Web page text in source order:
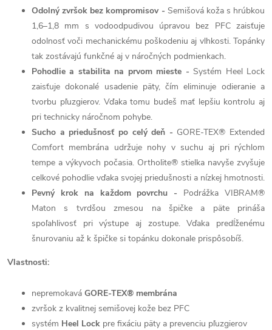
Odolný zvršok bez kompromisov - Semišová koža s hrúbkou
1,6–1,8 mm s vodoodpudivou úpravou bez PFC zaisťuje
odolnosť voči mechanickému poškodeniu aj vlhkosti. Topánky
tak zostávajú funkčné aj v náročných podmienkach.
Pohodlie a stabilita na prvom mieste - Systém Heel Lock
zaisťuje dokonalé usadenie päty, čím eliminuje odieranie a
tvorbu pľuzgierov. Vďaka tomu budeš mať lepšiu kontrolu aj
pri technicky náročnom pohybe.
Sucho a priedušnosť po celý deň - GORE-TEX® Extended
Comfort membrána udržuje nohy v suchu aj pri rýchlom
tempe a výkyvoch počasia. Ortholite® stielka navyše zvyšuje
celkové pohodlie vďaka svojej priedušnosti a nízkej hmotnosti.
Pevný krok na každom povrchu - Podrážka VIBRAM®
Maton s tvrdšou zmesou na špičke a päte prináša
spoľahlivosť pri výstupe aj zostupe. Vďaka predĺženému
šnurovaniu až k špičke si topánku dokonale prispôsobíš.
Vlastnosti:
nepremokavá GORE-TEX® membrána
zvršok z kvalitnej semišovej kože bez PFC
systém Heel Lock pre fixáciu päty a prevenciu pľuzgierov